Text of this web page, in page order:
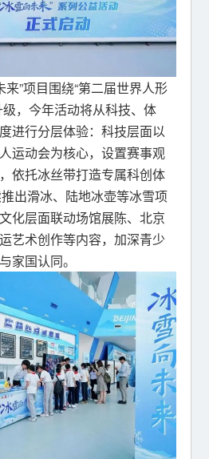
来”项目围绕“第二届世界人形
，今年活动将从科技、体
进行分层体验：科技层面以
运动会为核心，设置赛事观
依托冰丝带打造专属科创体
出滑冰、陆地冰壶等冰雪项
化层面联动场馆展陈、北京
艺术创作等内容，加深青少
家国认同。